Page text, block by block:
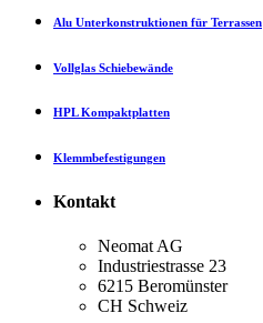
Alu Unterkonstruktionen für Terrassen
Vollglas Schiebewände
HPL Kompaktplatten
Klemmbefestigungen
Kontakt
Neomat AG
Industriestrasse 23
6215 Beromünster
CH Schweiz